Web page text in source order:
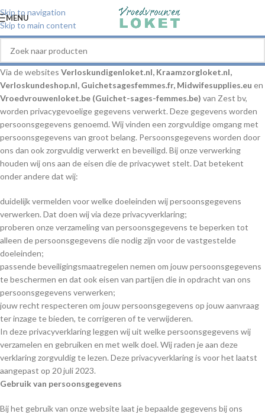
Skip to navigation
Skip to main content
MENU
Via de websites Verloskundigenloket.nl, Kraamzorgloket.nl,
Verloskundeshop.nl, Guichetsagesfemmes.fr, Midwifesupplies.eu en
Vroedvrouwenloket.be (Guichet-sages-femmes.be) van Zest bv,
worden privacygevoelige gegevens verwerkt. Deze gegevens worden
persoonsgegevens genoemd. Wij vinden een zorgvuldige omgang met
persoonsgegevens van groot belang. Persoonsgegevens worden door
ons dan ook zorgvuldig verwerkt en beveiligd. Bij onze verwerking
houden wij ons aan de eisen die de privacywet stelt. Dat betekent
onder andere dat wij:
duidelijk vermelden voor welke doeleinden wij persoonsgegevens
verwerken. Dat doen wij via deze privacyverklaring;
proberen onze verzameling van persoonsgegevens te beperken tot
alleen de persoonsgegevens die nodig zijn voor de vastgestelde
doeleinden;
passende beveiligingsmaatregelen nemen om jouw persoonsgegevens
te beschermen en dat ook eisen van partijen die in opdracht van ons
persoonsgegevens verwerken;
jouw recht respecteren om jouw persoonsgegevens op jouw aanvraag
ter inzage te bieden, te corrigeren of te verwijderen.
In deze privacyverklaring leggen wij uit welke persoonsgegevens wij
verzamelen en gebruiken en met welk doel. Wij raden je aan deze
verklaring zorgvuldig te lezen. Deze privacyverklaring is voor het laatst
aangepast op 20 juli 2023.
Gebruik van persoonsgegevens
Bij het gebruik van onze website laat je bepaalde gegevens bij ons